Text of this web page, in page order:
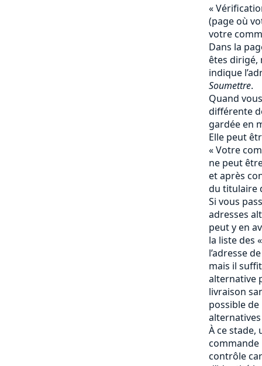
«
(page où
votre
Dans la
êtes dirigé,
indique
Soumettre.
Quand
différente
gardée en
Elle peut
« Votre
ne peut
et après
du titulaire
Si vous
adresses
peut y en
la liste des
l’adresse
mais il
alternative
livraison
possible
À ce stade,
commande
contrôle